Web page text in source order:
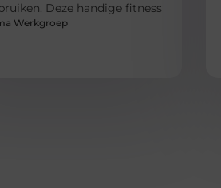
Deze handige fitness
Werkgroep